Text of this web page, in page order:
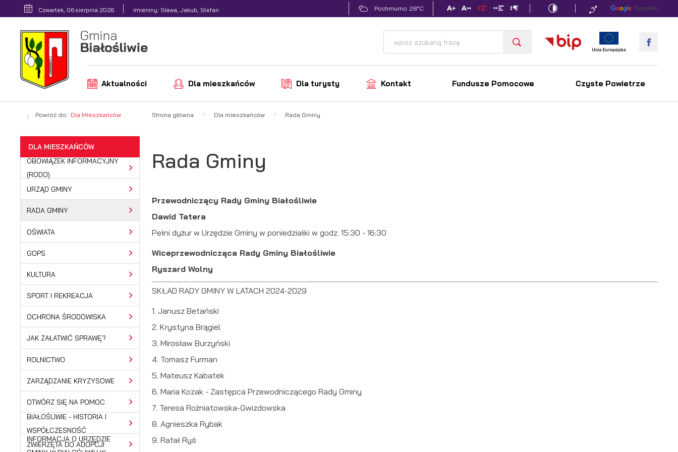
Przejdź do menu.
Przejdź do wyszukiwarki.
Przejdź do treści.
Przejdź do ustawień wielkości czcionki.
Włącz wersję kontrastową strony.
Czwartek, 06 sierpnia 2026 Imieniny: Sława, Jakub, Stefan Pochmurno 26°C
Aktualności Dla mieszkańców Dla turysty Kontakt Fundusze Pomocowe Czyste Powietrze
Powróć do: Dla Mieszkańców Strona główna Dla mieszkańców Rada Gminy
DLA MIESZKAŃCÓW
OBOWIĄZEK INFORMACYJNY
(RODO)
URZĄD GMINY
RADA GMINY
OŚWIATA
GOPS
KULTURA
SPORT I REKREACJA
OCHRONA ŚRODOWISKA
JAK ZAŁATWIĆ SPRAWĘ?
ROLNICTWO
ZARZĄDZANIE KRYZYSOWE
OTWÓRZ SIĘ NA POMOC
BIAŁOŚLIWIE - HISTORIA I
WSPÓŁCZESNOŚĆ
ZWIERZĘTA DO ADOPCJI
INFORMACJA O URZĘDZIE
Rada Gminy
Przewodniczący Rady Gminy Białośliwie
Dawid Tatera
Pełni dyżur w Urzędzie Gminy w poniedziałki w godz. 15:30 - 16:30
Wiceprzewodnicząca Rady Gminy Białośliwie
Ryszard Wolny
SKŁAD RADY GMINY W LATACH 2024-2029
1. Janusz Betański
2. Krystyna Brągiel
3. Mirosław Burzyński
4. Tomasz Furman
5. Mateusz Kabatek
6. Maria Kozak - Zastępca Przewodniczącego Rady Gminy
7. Teresa Rożniatowska-Gwizdowska
8. Agnieszka Rybak
9. Rafał Ryś